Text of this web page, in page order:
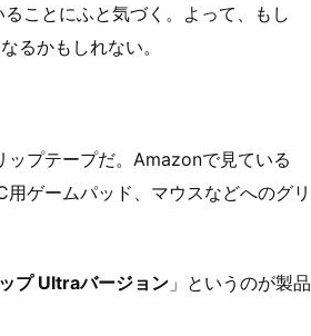
ことにふと気づく。よって、もし
るかもしれない。
ップテープだ。Amazonで見ている
ゲームパッド、マウスなどへのグリ
プ Ultraバージョン 」というのが製品